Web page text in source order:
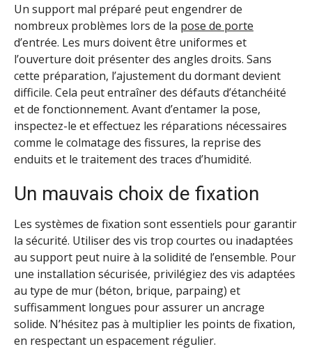
Un support mal préparé peut engendrer de
nombreux problèmes lors de la pose de porte
d’entrée. Les murs doivent être uniformes et
l’ouverture doit présenter des angles droits. Sans
cette préparation, l’ajustement du dormant devient
difficile. Cela peut entraîner des défauts d’étanchéité
et de fonctionnement. Avant d’entamer la pose,
inspectez-le et effectuez les réparations nécessaires
comme le colmatage des fissures, la reprise des
enduits et le traitement des traces d’humidité.
Un mauvais choix de fixation
Les systèmes de fixation sont essentiels pour garantir
la sécurité. Utiliser des vis trop courtes ou inadaptées
au support peut nuire à la solidité de l’ensemble. Pour
une installation sécurisée, privilégiez des vis adaptées
au type de mur (béton, brique, parpaing) et
suffisamment longues pour assurer un ancrage
solide. N’hésitez pas à multiplier les points de fixation,
en respectant un espacement régulier.